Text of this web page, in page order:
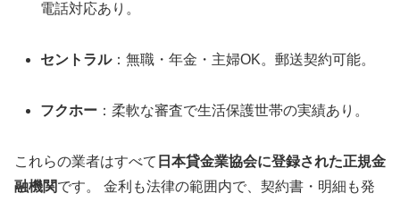
電話対応あり。
セントラル：無職・年金・主婦OK。郵送契約可能。
フクホー ：柔軟な審査で生活保護世帯の実績あり。
これらの業者はすべて 日本貸金業協会に登録された正規金
融機関です。 金利も法律の範囲内で、契約書・明細も発